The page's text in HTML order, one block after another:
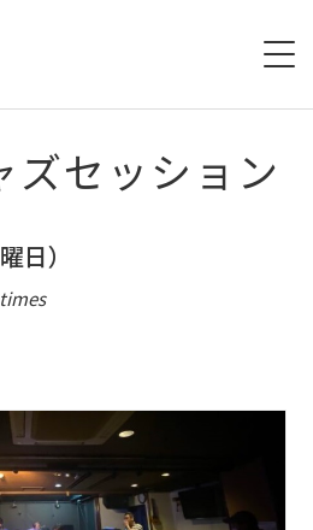
HOME
SCHEDULE
ACCESS
ズセッション
日）